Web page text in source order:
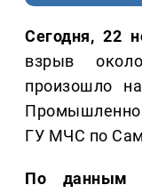
Сегодня, 22
взрыв
произошло
ГУ МЧС по
По данным